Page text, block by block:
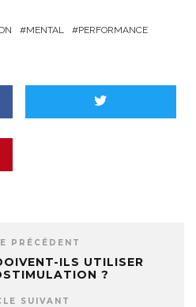
MENTAL PERFORMANCE
PRÉCÉDENT
ILS UTILISER
?
SUIVANT